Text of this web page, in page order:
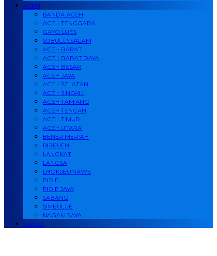
ACEH
BANDA ACEH
ACEH TENGGARA
GAYO LUES
SUBULUSSALAM
ACEH BARAT
ACEH BARAT DAYA
ACEH BESAR
ACEH JAYA
ACEH SELATAN
ACEH SINGKIL
ACEH TAMIANG
ACEH TENGAH
ACEH TIMUR
ACEH UTARA
BENER MERIAH
BIREUEN
LANGKAT
LANGSA
LHOKSEUMAWE
PIDIE
PIDIE JAYA
SABANG
SIMEULUE
NAGAN RAYA
Redaksi